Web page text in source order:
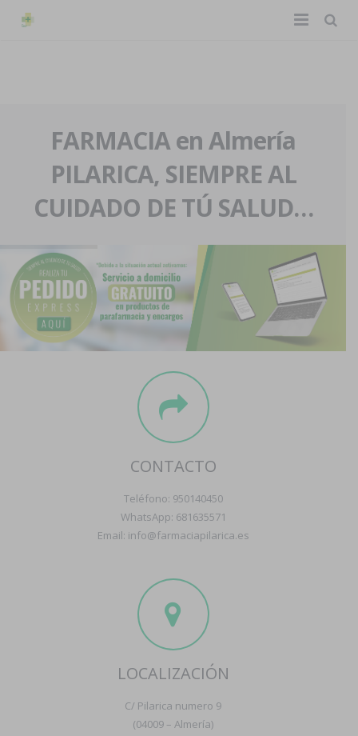
La farmacia
Nuestra historia
Nuestro equipo
Eventos
Servicios y reservas
Pedidos express
Blog
Contacto
Boletín
FARMACIA en Almería
PILARICA, SIEMPRE AL
CUIDADO DE TÚ SALUD…
CONTACTO
Teléfono: 950140450
WhatsApp: 681635571
Email: info@farmaciapilarica.es
LOCALIZACIÓN
C/ Pilarica numero 9
(04009 – Almería)